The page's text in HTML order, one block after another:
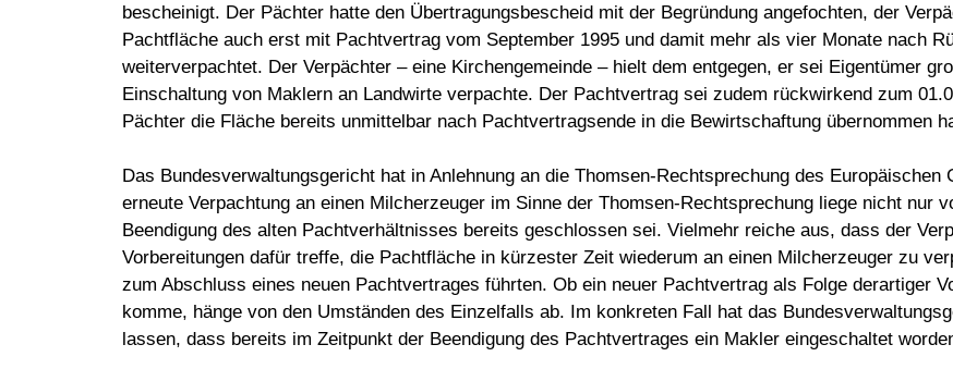
bescheinigt. Der Pächter hatte den Übertragungsbescheid mit der Begründung angefochten, der
Pachtfläche auch erst mit Pachtvertrag vom September 1995 und damit mehr als vier Monate nach
weiterverpachtet. Der Verpächter – eine Kirchengemeinde – hielt dem entgegen, er sei Eigentümer
Einschaltung von Maklern an Landwirte verpachte. Der Pachtvertrag sei zudem rückwirkend zum
Pächter die Fläche bereits unmittelbar nach Pachtvertragsende in die Bewirtschaftung übernommen
Das Bundesverwaltungsgericht hat in Anlehnung an die Thomsen-Rechtsprechung des
erneute Verpachtung an einen Milcherzeuger im Sinne der Thomsen-Rechtsprechung liege nicht nur
Beendigung des alten Pachtverhältnisses bereits geschlossen sei. Vielmehr reiche aus, dass der
Vorbereitungen dafür treffe, die Pachtfläche in kürzester Zeit wiederum an einen Milcherzeuger zu
zum Abschluss eines neuen Pachtvertrages führten. Ob ein neuer Pachtvertrag als Folge derartiger
komme, hänge von den Umständen des Einzelfalls ab. Im konkreten Fall hat das
lassen, dass bereits im Zeitpunkt der Beendigung des Pachtvertrages ein Makler eingeschaltet